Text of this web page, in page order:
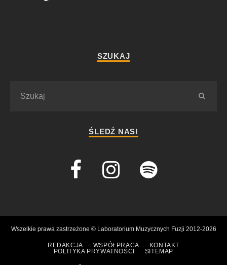
SZUKAJ
ŚLEDŹ NAS!
Wszelkie prawa zastrzeżone © Laboratorium Muzycznych Fuzji 2012-2026
REDAKCJA WSPÓŁPRACA
KONTAKT
POLITYKA PRYWATNOŚCI
SITEMAP